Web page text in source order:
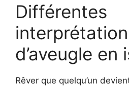
Différentes
d’aveugle en
Rêver que quelqu’un